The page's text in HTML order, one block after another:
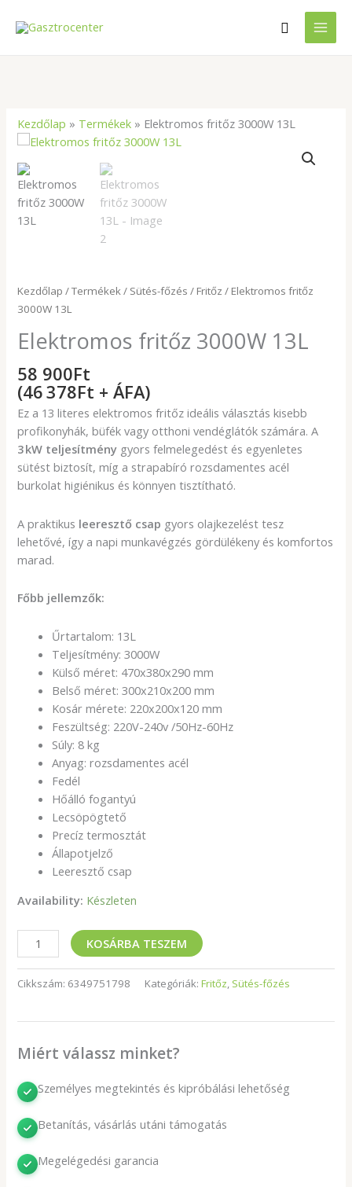
Search
Kezdőlap » Termékek » Elektromos fritőz 3000W 13L
Kezdőlap /Termékek / Sütés-főzés / Fritőz / Elektromos fritőz
3000W 13L
Elektromos fritőz 3000W 13L
58 900Ft
(46 378Ft + ÁFA)
Ez a 13 literes elektromos fritőz ideális választás kisebb
profikonyhák, büfék vagy otthoni vendéglátók számára. A
3 kW teljesítmény gyors felmelegedést és egyenletes
sütést biztosít, míg a strapabíró rozsdamentes acél
burkolat higiénikus és könnyen tisztítható.
A praktikus leeresztő csap gyors olajkezelést tesz
lehetővé, így a napi munkavégzés gördülékeny és komfortos
marad.
Főbb jellemzők:
Űrtartalom: 13L
Teljesítmény: 3000W
Külső méret: 470x380x290 mm
Belső méret: 300x210x200 mm
Kosár mérete: 220x200x120 mm
Feszültség: 220V-240v /50Hz-60Hz
Súly: 8 kg
Anyag: rozsdamentes acél
Fedél
Hőálló fogantyú
Lecsöpögtető
Precíz termosztát
Állapotjelző
Leeresztő csap
Availability: Készleten
Elektromos
fritőz
3000W
13L
mennyiség
KOSÁRBA TESZEM
Cikkszám: 6349751798 Kategóriák:Fritőz, Sütés-főzés
Miért válassz minket?
Személyes megtekintés és kipróbálási lehetőség
Betanítás, vásárlás utáni támogatás
Megelégedési garancia